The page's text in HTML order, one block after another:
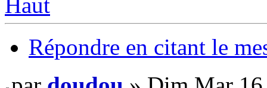
Haut
Répondre en citant le